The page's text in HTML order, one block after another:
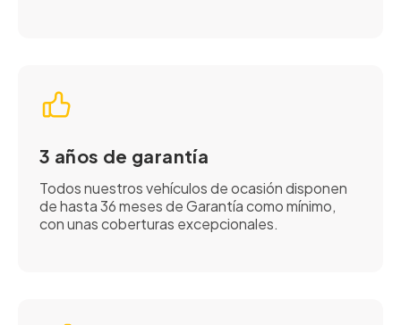
3 años de garantía
Todos nuestros vehículos de ocasión disponen
de hasta 36 meses de Garantía como mínimo,
con unas coberturas excepcionales.